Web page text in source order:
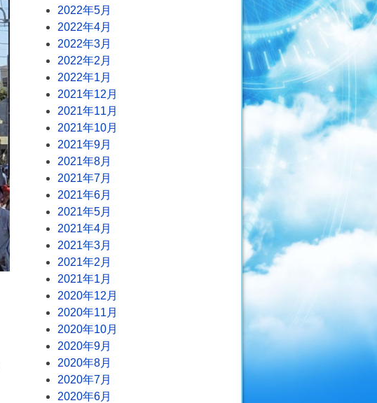
2022年5月
2022年4月
2022年3月
2022年2月
2022年1月
2021年12月
2021年11月
2021年10月
2021年9月
2021年8月
2021年7月
2021年6月
2021年5月
2021年4月
2021年3月
2021年2月
2021年1月
2020年12月
2020年11月
2020年10月
2020年9月
2020年8月
2020年7月
2020年6月